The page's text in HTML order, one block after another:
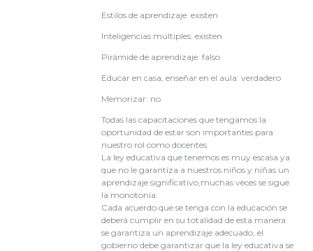
Estilos de aprendizaje: existen
Inteligencias múltiples: existen
Pirámide de aprendizaje: falso
Educar en casa, enseñar en el aula: verdadero
Memorizar: no
Todas las capacitaciones que tengamos la
oportunidad de estar son importantes para
nuestro rol como docentes.
La ley educativa que tenemos es muy escasa ya
que no le garantiza a nuestros niños y niñas un
aprendizaje significativo,muchas veces se sigue
la monotonía.
Cada acuerdo que se tenga con la educación se
deberá cumplir en su totalidad de esta manera
se garantiza un aprendizaje adecuado, el
gobierno debe garantizar que la ley educativa se